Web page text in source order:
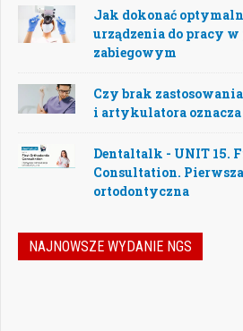
Jak dokonać
urządzenia do pracy
zabiegowym
Czy brak
i artykulatora oznacza
Dentaltalk - UNIT 15.
Consultation.
ortodontyczna
NAJNOWSZE WYDANIE NGS